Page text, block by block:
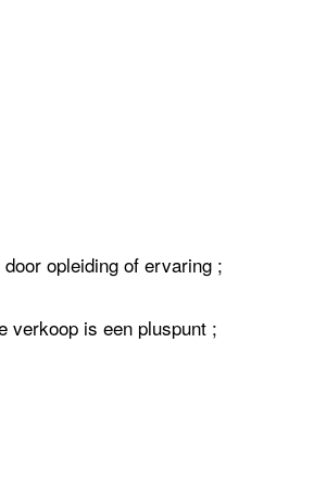
opleiding of ervaring ;
verkoop is een pluspunt ;